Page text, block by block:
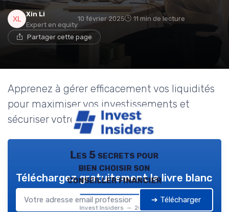
Xin Li
Expert en equity
10 février 2025 11 min de lecture
Partager cette page
Apprenez à gérer efficacement vos liquidités
pour maximiser vos investissements et
sécuriser votre avenir financier.
Les 5 secrets pour
bien choisir son
conseiller financier
Invest Insiders — 2026
Téléchargez gratuitement le livre blanc
➔ Télécharger